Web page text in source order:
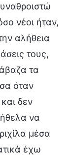
νέοι ήταν,
αλήθεια
τους,
τα
όταν
δεν
να
μέσα
έχω